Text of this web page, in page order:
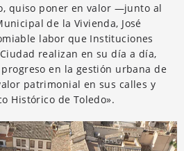
quiso poner en valor —junto al
de la Vivienda, José
labor que Instituciones
realizan en su día a día,
en la gestión urbana de
patrimonial en sus calles y
Histórico de Toledo».